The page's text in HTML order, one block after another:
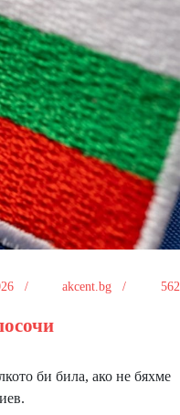
/ akcent.bg / 562
би била, ако не бяхме